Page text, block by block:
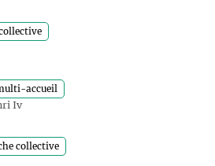
accueil
Iv
collective